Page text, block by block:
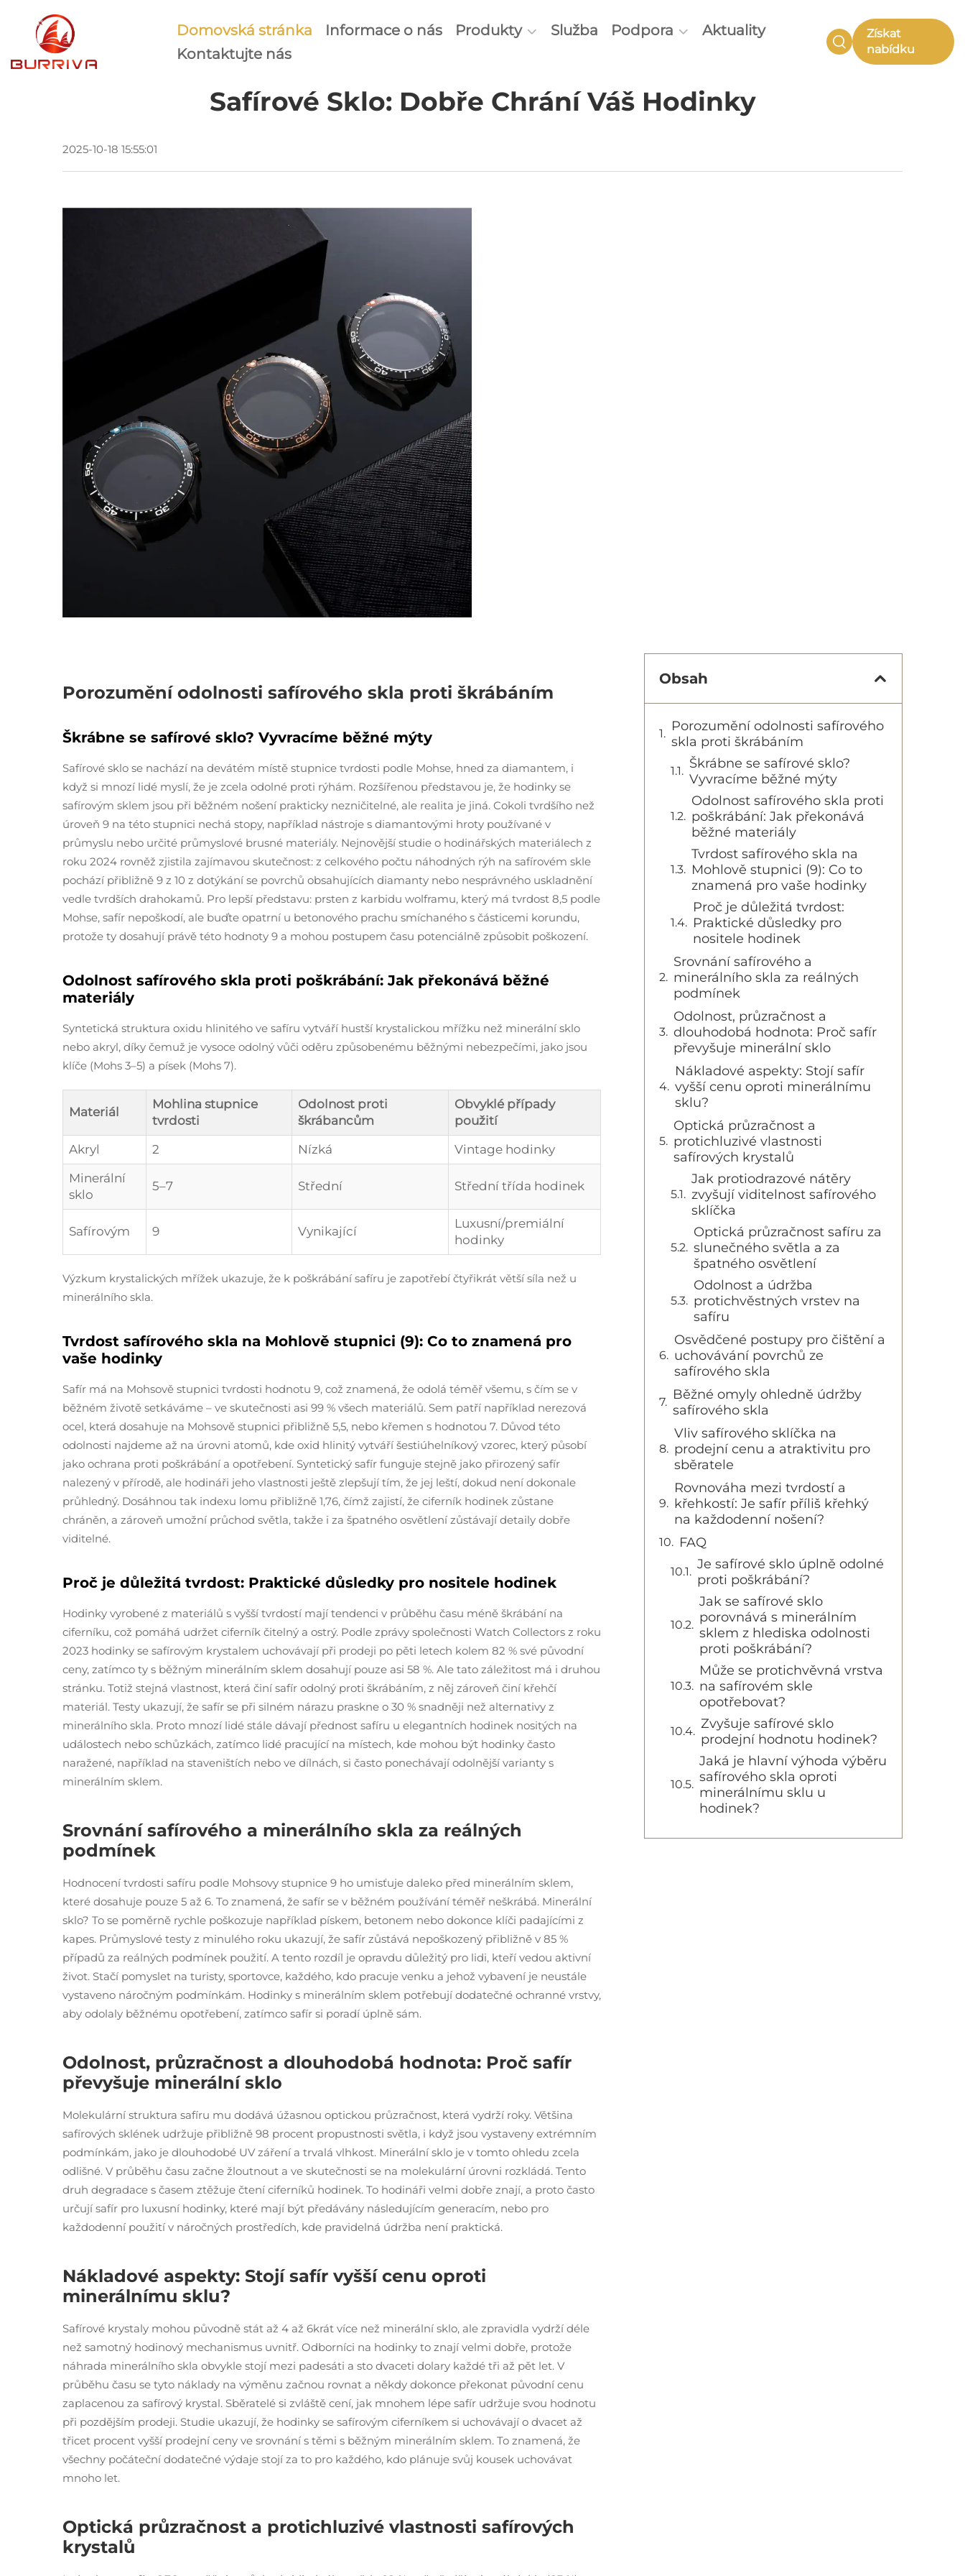
Domovská stránka Informace o nás Produkty Služba Podpora
Aktuality
Kontaktujte nás
Získat
nabídku
Safírové Sklo: Dobře Chrání Váš Hodinky
2025-10-18 15:55:01
Porozumění odolnosti safírového skla proti škrábáním
Škrábne se safírové sklo? Vyvracíme běžné mýty
Safírové sklo se nachází na devátém místě stupnice tvrdosti podle Mohse, hned za diamantem, i
když si mnozí lidé myslí, že je zcela odolné proti rýhám. Rozšířenou představou je, že hodinky se
safírovým sklem jsou při běžném nošení prakticky nezničitelné, ale realita je jiná. Cokoli tvrdšího než
úroveň 9 na této stupnici nechá stopy, například nástroje s diamantovými hroty používané v
průmyslu nebo určité průmyslové brusné materiály. Nejnovější studie o hodinářských materiálech z
roku 2024 rovněž zjistila zajímavou skutečnost: z celkového počtu náhodných rýh na safírovém skle
pochází přibližně 9 z 10 z dotýkání se povrchů obsahujících diamanty nebo nesprávného uskladnění
vedle tvrdších drahokamů. Pro lepší představu: prsten z karbidu wolframu, který má tvrdost 8,5 podle
Mohse, safír nepoškodí, ale buďte opatrní u betonového prachu smíchaného s částicemi korundu,
protože ty dosahují právě této hodnoty 9 a mohou postupem času potenciálně způsobit poškození.
Odolnost safírového skla proti poškrábání: Jak překonává běžné
materiály
Syntetická struktura oxidu hlinitého ve safíru vytváří hustší krystalickou mřížku než minerální sklo
nebo akryl, díky čemuž je vysoce odolný vůči oděru způsobenému běžnými nebezpečími, jako jsou
klíče (Mohs 3–5) a písek (Mohs 7).
Materiál
Mohlina stupnice
tvrdosti
Odolnost proti
škrábancům
Obvyklé případy
použití
Akryl
2 Nízká
Vintage hodinky
Minerální
sklo
5–7 Střední Střední třída hodinek
Safírovým 9 Vynikající
Luxusní/premiální
hodinky
Výzkum krystalických mřížek ukazuje, že k poškrábání safíru je zapotřebí čtyřikrát větší síla než u
minerálního skla.
Tvrdost safírového skla na Mohlově stupnici (9): Co to znamená pro
vaše hodinky
Safír má na Mohsově stupnici tvrdosti hodnotu 9, což znamená, že odolá téměř všemu, s čím se v
běžném životě setkáváme – ve skutečnosti asi 99 % všech materiálů. Sem patří například nerezová
ocel, která dosahuje na Mohsově stupnici přibližně 5,5, nebo křemen s hodnotou 7. Důvod této
odolnosti najdeme až na úrovni atomů, kde oxid hlinitý vytváří šestiúhelníkový vzorec, který působí
jako ochrana proti poškrábání a opotřebení. Syntetický safír funguje stejně jako přirozený safír
nalezený v přírodě, ale hodináři jeho vlastnosti ještě zlepšují tím, že jej leští, dokud není dokonale
průhledný. Dosáhnou tak indexu lomu přibližně 1,76, čímž zajistí, že ciferník hodinek zůstane
chráněn, a zároveň umožní průchod světla, takže i za špatného osvětlení zůstávají detaily dobře
viditelné.
Proč je důležitá tvrdost: Praktické důsledky pro nositele hodinek
Hodinky vyrobené z materiálů s vyšší tvrdostí mají tendenci v průběhu času méně škrábání na
ciferníku, což pomáhá udržet ciferník čitelný a ostrý. Podle zprávy společnosti Watch Collectors z roku
2023 hodinky se safírovým krystalem uchovávají při prodeji po pěti letech kolem 82 % své původní
ceny, zatímco ty s běžným minerálním sklem dosahují pouze asi 58 %. Ale tato záležitost má i druhou
stránku. Totiž stejná vlastnost, která činí safír odolný proti škrábáním, z něj zároveň činí křehčí
materiál. Testy ukazují, že safír se při silném nárazu praskne o 30 % snadněji než alternativy z
minerálního skla. Proto mnozí lidé stále dávají přednost safíru u elegantních hodinek nositých na
událostech nebo schůzkách, zatímco lidé pracující na místech, kde mohou být hodinky často
naražené, například na staveništích nebo ve dílnách, si často ponechávají odolnější varianty s
minerálním sklem.
Srovnání safírového a minerálního skla za reálných
podmínek
Hodnocení tvrdosti safíru podle Mohsovy stupnice 9 ho umisťuje daleko před minerálním sklem,
které dosahuje pouze 5 až 6. To znamená, že safír se v běžném používání téměř neškrábá. Minerální
sklo? To se poměrně rychle poškozuje například pískem, betonem nebo dokonce klíči padajícími z
kapes. Průmyslové testy z minulého roku ukazují, že safír zůstává nepoškozený přibližně v 85 %
případů za reálných podmínek použití. A tento rozdíl je opravdu důležitý pro lidi, kteří vedou aktivní
život. Stačí pomyslet na turisty, sportovce, každého, kdo pracuje venku a jehož vybavení je neustále
vystaveno náročným podmínkám. Hodinky s minerálním sklem potřebují dodatečné ochranné vrstvy,
aby odolaly běžnému opotřebení, zatímco safír si poradí úplně sám.
Odolnost, průzračnost a dlouhodobá hodnota: Proč safír
převyšuje minerální sklo
Molekulární struktura safíru mu dodává úžasnou optickou průzračnost, která vydrží roky. Většina
safírových sklének udržuje přibližně 98 procent propustnosti světla, i když jsou vystaveny extrémním
podmínkám, jako je dlouhodobé UV záření a trvalá vlhkost. Minerální sklo je v tomto ohledu zcela
odlišné. V průběhu času začne žloutnout a ve skutečnosti se na molekulární úrovni rozkládá. Tento
druh degradace s časem ztěžuje čtení ciferníků hodinek. To hodináři velmi dobře znají, a proto často
určují safír pro luxusní hodinky, které mají být předávány následujícím generacím, nebo pro
každodenní použití v náročných prostředích, kde pravidelná údržba není praktická.
Nákladové aspekty: Stojí safír vyšší cenu oproti
minerálnímu sklu?
Safírové krystaly mohou původně stát až 4 až 6krát více než minerální sklo, ale zpravidla vydrží déle
než samotný hodinový mechanismus uvnitř. Odborníci na hodinky to znají velmi dobře, protože
náhrada minerálního skla obvykle stojí mezi padesáti a sto dvaceti dolary každé tři až pět let. V
průběhu času se tyto náklady na výměnu začnou rovnat a někdy dokonce překonat původní cenu
zaplacenou za safírový krystal. Sběratelé si zvláště cení, jak mnohem lépe safír udržuje svou hodnotu
při pozdějším prodeji. Studie ukazují, že hodinky se safírovým ciferníkem si uchovávají o dvacet až
třicet procent vyšší prodejní ceny ve srovnání s těmi s běžným minerálním sklem. To znamená, že
všechny počáteční dodatečné výdaje stojí za to pro každého, kdo plánuje svůj kousek uchovávat
mnoho let.
Optická průzračnost a protichluzivé vlastnosti safírových
krystalů
Obsah
Porozumění odolnosti safírového
skla proti škrábáním
Škrábne se safírové sklo?
Vyvracíme běžné mýty
Odolnost safírového skla proti
poškrábání: Jak překonává
běžné materiály
Tvrdost safírového skla na
Mohlově stupnici (9): Co to
znamená pro vaše hodinky
Proč je důležitá tvrdost:
Praktické důsledky pro
nositele hodinek
Srovnání safírového a
minerálního skla za reálných
podmínek
Odolnost, průzračnost a
dlouhodobá hodnota: Proč safír
převyšuje minerální sklo
Nákladové aspekty: Stojí safír
vyšší cenu oproti minerálnímu
sklu?
Optická průzračnost a
protichluzivé vlastnosti
safírových krystalů
Jak protiodrazové nátěry
zvyšují viditelnost safírového
sklíčka
Optická průzračnost safíru za
slunečného světla a za
špatného osvětlení
Odolnost a údržba
protichvěstných vrstev na
safíru
Osvědčené postupy pro čištění a
uchovávání povrchů ze
safírového skla
Běžné omyly ohledně údržby
safírového skla
Vliv safírového sklíčka na
prodejní cenu a atraktivitu pro
sběratele
Rovnováha mezi tvrdostí a
křehkostí: Je safír příliš křehký
na každodenní nošení?
FAQ
Je safírové sklo úplně odolné
proti poškrábání?
Jak se safírové sklo
porovnává s minerálním
sklem z hlediska odolnosti
proti poškrábání?
Může se protichvěvná vrstva
na safírovém skle
opotřebovat?
Zvyšuje safírové sklo
prodejní hodnotu hodinek?
Jaká je hlavní výhoda výběru
safírového skla oproti
minerálnímu sklu u
hodinek?